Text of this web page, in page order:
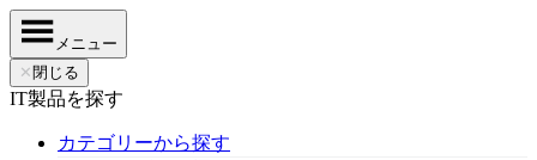
メニュー
✕ 閉じる
IT製品を探す
カテゴリーから探す